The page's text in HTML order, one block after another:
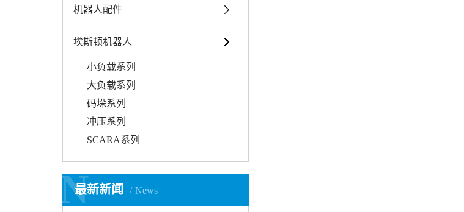
机器人配件
埃斯顿机器人
小负载系列
大负载系列
码垛系列
冲压系列
SCARA系列
最新新闻 News
N
N